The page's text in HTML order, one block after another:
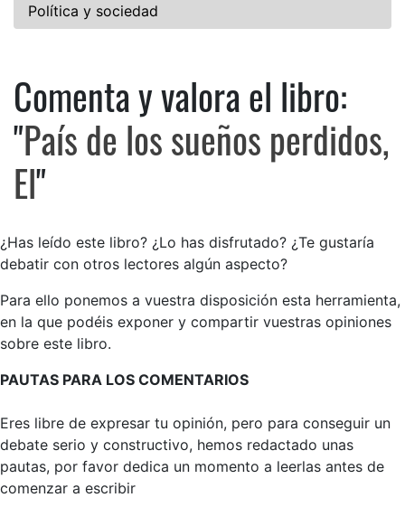
Política y sociedad
Comenta y valora el libro:
Comenta y valora el libro:
"País de los sueños perdidos,
El"
¿Has leído este libro? ¿Lo has disfrutado? ¿Te gustaría
debatir con otros lectores algún aspecto?
Para ello ponemos a vuestra disposición esta herramienta,
en la que podéis exponer y compartir vuestras opiniones
sobre este libro.
PAUTAS PARA LOS COMENTARIOS
Eres libre de expresar tu opinión, pero para conseguir un
debate serio y constructivo, hemos redactado unas
pautas, por favor dedica un momento a leerlas antes de
comenzar a escribir